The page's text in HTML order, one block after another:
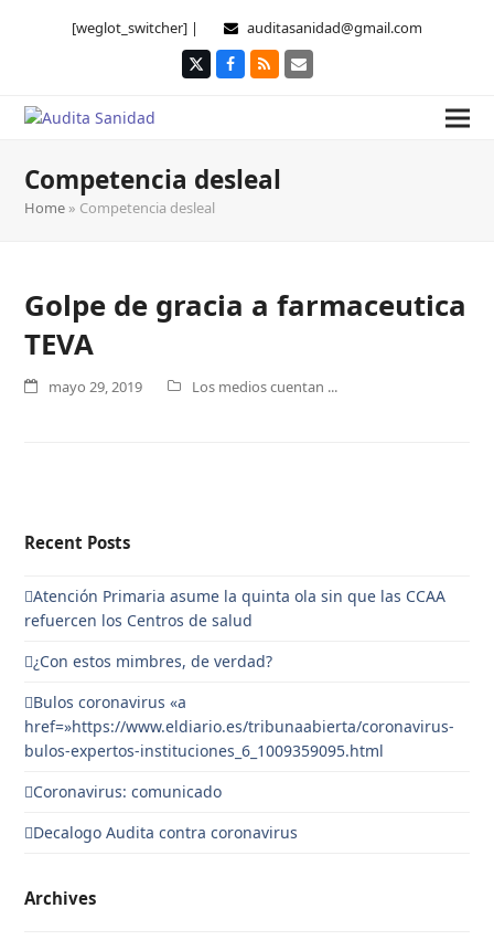
[weglot_switcher] | auditasanidad@gmail.com
TwitterFacebook
RSS Correo
Competencia desleal
Home » Competencia desleal
Golpe de gracia a farmaceutica
TEVA
mayo 29, 2019 Los medios cuentan ...
Recent Posts
Atención Primaria asume la quinta ola sin que las CCAA
refuercen los Centros de salud
¿Con estos mimbres, de verdad?
Bulos coronavirus «a
href=»https://www.eldiario.es/tribunaabierta/coronavirus-
bulos-expertos-instituciones_6_1009359095.html
Coronavirus: comunicado
Decalogo Audita contra coronavirus
Archives